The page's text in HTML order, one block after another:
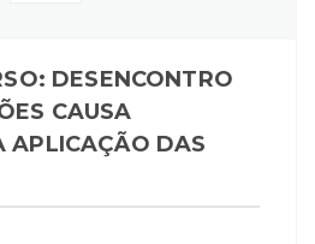
DESENCONTRO
CAUSA
APLICAÇÃO DAS